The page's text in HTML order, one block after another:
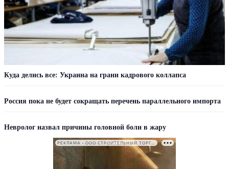
Куда делись все: Украина на грани кадрового коллапса
Россия пока не будет сокращать перечень параллельного импорта
Невролог назвал причины головной боли в жару